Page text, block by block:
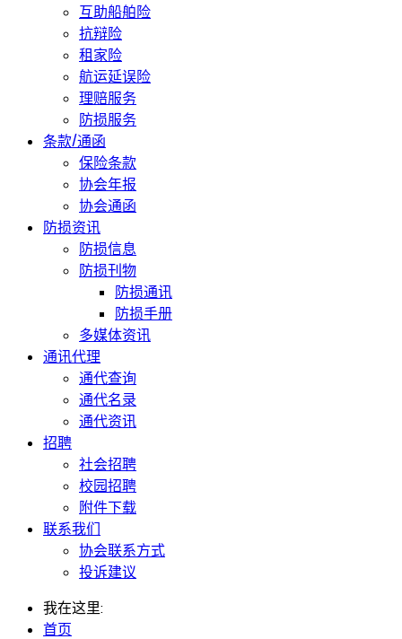
互助船舶险
抗辩险
租家险
航运延误险
理赔服务
防损服务
条款/通函
保险条款
协会年报
协会通函
防损资讯
防损信息
防损刊物
防损通讯
防损手册
多媒体资讯
通讯代理
通代查询
通代名录
通代资讯
招聘
社会招聘
校园招聘
附件下载
联系我们
协会联系方式
投诉建议
我在这里:
首页